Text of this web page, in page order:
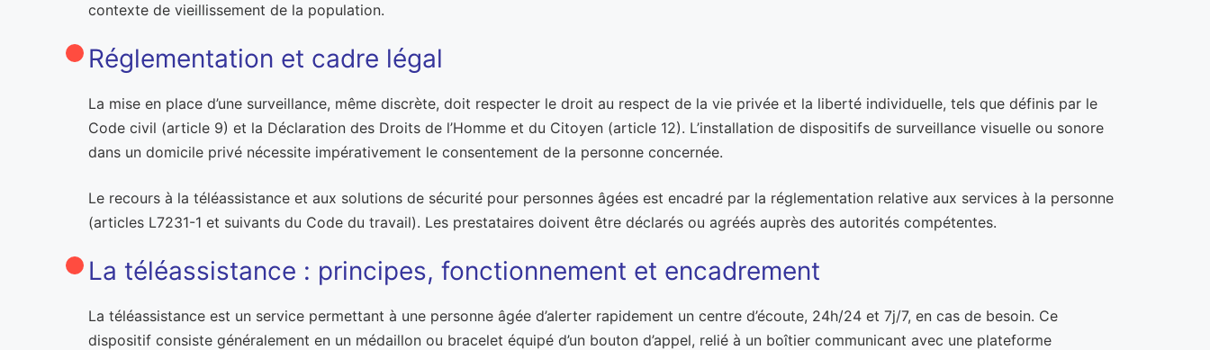
contexte de vieillissement de la population.
Réglementation et cadre légal
La mise en place d’une surveillance, même discrète, doit respecter le droit au respect de la vie privée et la liberté individuelle, tels que définis par le
Code civil (article 9) et la Déclaration des Droits de l’Homme et du Citoyen (article 12). L’installation de dispositifs de surveillance visuelle ou sonore
dans un domicile privé nécessite impérativement le consentement de la personne concernée.
Le recours à la téléassistance et aux solutions de sécurité pour personnes âgées est encadré par la réglementation relative aux services à la personne
(articles L7231-1 et suivants du Code du travail). Les prestataires doivent être déclarés ou agréés auprès des autorités compétentes.
La téléassistance : principes, fonctionnement et encadrement
La téléassistance est un service permettant à une personne âgée d’alerter rapidement un centre d’écoute, 24h/24 et 7j/7, en cas de besoin. Ce
dispositif consiste généralement en un médaillon ou bracelet équipé d’un bouton d’appel, relié à un boîtier communicant avec une plateforme